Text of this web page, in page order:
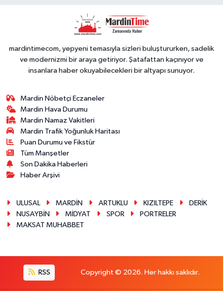
mardintimecom, yepyeni temasıyla sizleri buluştururken, sadelik
ve modernizmi bir araya getiriyor. Şatafattan kaçınıyor ve
insanlara haber okuyabilecekleri bir altyapı sunuyor.
Mardin Nöbetçi Eczaneler
Mardin Hava Durumu
Mardin Namaz Vakitleri
Mardin Trafik Yoğunluk Haritası
Puan Durumu ve Fikstür
Tüm Manşetler
Son Dakika Haberleri
Haber Arşivi
ULUSAL MARDİN ARTUKLU KIZILTEPE
DERİK
NUSAYBİN
MİDYAT SPOR
PORTRELER
MAKSAT MUHABBET
RSS Copyright © 2026. Her hakkı saklıdır.